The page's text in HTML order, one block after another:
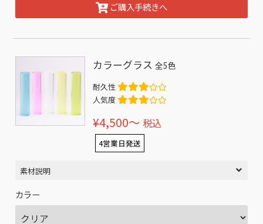
ご購入手続きへ
カラーグラス全5色
耐久性
人気度
¥4,500〜 税込
4営業日発送
素材説明
カラー